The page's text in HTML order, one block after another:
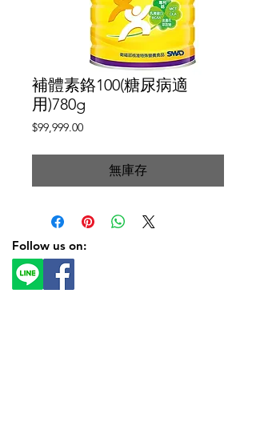
補體素鉻100(糖尿病適
用)780g
$99,999.00價
無庫存
Follow us on: